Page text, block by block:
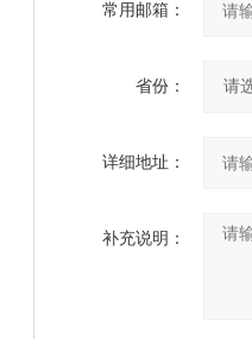
常用邮箱：
省份：
详细地址：
补充说明：